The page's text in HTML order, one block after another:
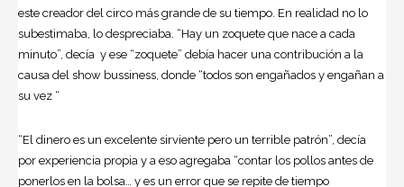
este creador del circo más grande de su tiempo. En realidad no lo
subestimaba, lo despreciaba. “Hay un zoquete que nace a cada
minuto”, decía y ese “zoquete” debía hacer una contribución a la
causa del show bussiness, donde “todos son engañados y engañan a
su vez “
“El dinero es un excelente sirviente pero un terrible patrón”, decía
por experiencia propia y a eso agregaba “contar los pollos antes de
ponerlos en la bolsa… y es un error que se repite de tiempo